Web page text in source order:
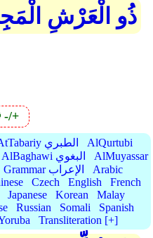
ذُو الْعَرْشِ
-/+
AtTabariy الطبري
AlQurtubi
AlBaghawi البغوي
AlMuyassar
Grammar الإعراب
Arabic
Czech English
French
Japanese Korean
Malay
Russian Somali
Spanish
Transliteration [+]